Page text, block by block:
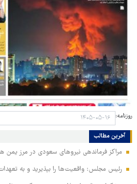
روزنامه:
آخرین مطالب
مراکز فرماندهی نیروهای سعودی در مرز یمن
رئیس مجلس: واقعیت‌ها را بپذیرید و به